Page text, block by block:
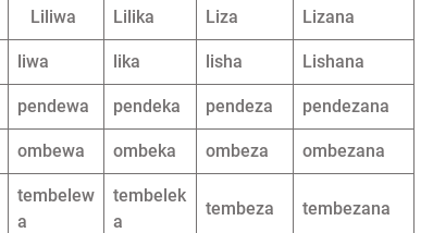
Liliwa Lilika Liza Lizana
liwa lika lisha Lishana
pendewa pendeka pendeza pendezana
ombewa ombeka ombeza ombezana
tembelew
a
tembelek
a
tembeza tembezana